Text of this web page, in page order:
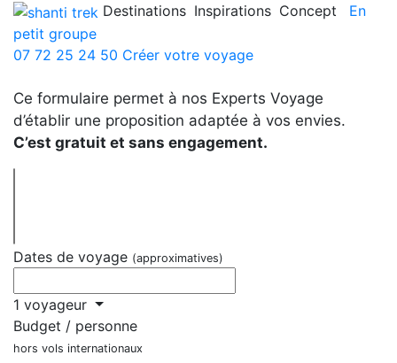
Destinations Inspirations Concept
En
petit groupe
07 72 25 24 50 Créer votre voyage
Ce formulaire permet à nos Experts Voyage
d’établir une proposition adaptée à vos envies.
C’est gratuit et sans engagement.
Dates de voyage (approximatives)
1 voyageur
Budget / personne
hors vols internationaux